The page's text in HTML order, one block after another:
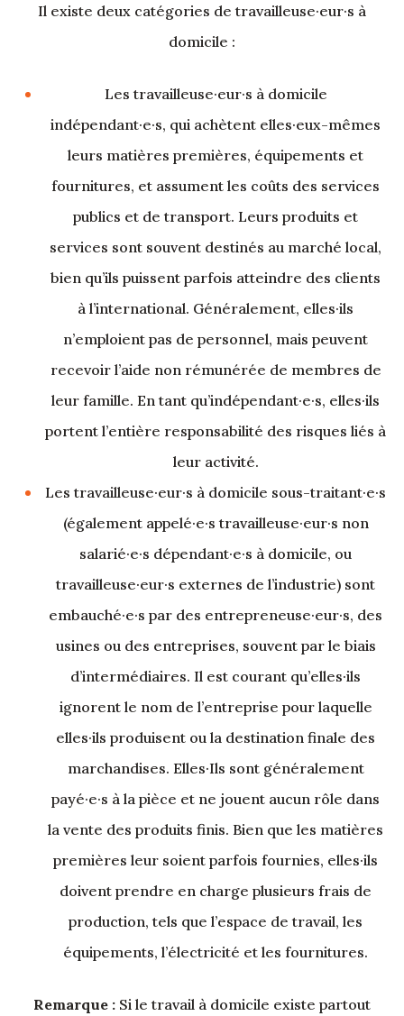
Il existe deux catégories de travailleuse·eur·s à
domicile :
Les travailleuse·eur·s à domicile
indépendant·e·s, qui achètent elles·eux-mêmes
leurs matières premières, équipements et
fournitures, et assument les coûts des services
publics et de transport. Leurs produits et
services sont souvent destinés au marché local,
bien qu’ils puissent parfois atteindre des clients
à l’international. Généralement, elles·ils
n’emploient pas de personnel, mais peuvent
recevoir l’aide non rémunérée de membres de
leur famille. En tant qu’indépendant·e·s, elles·ils
portent l’entière responsabilité des risques liés à
leur activité.
Les travailleuse·eur·s à domicile sous-traitant·e·s
(également appelé·e·s travailleuse·eur·s non
salarié·e·s dépendant·e·s à domicile, ou
travailleuse·eur·s externes de l’industrie) sont
embauché·e·s par des entrepreneuse·eur·s, des
usines ou des entreprises, souvent par le biais
d’intermédiaires. Il est courant qu’elles·ils
ignorent le nom de l’entreprise pour laquelle
elles·ils produisent ou la destination finale des
marchandises. Elles·Ils sont généralement
payé·e·s à la pièce et ne jouent aucun rôle dans
la vente des produits finis. Bien que les matières
premières leur soient parfois fournies, elles·ils
doivent prendre en charge plusieurs frais de
production, tels que l’espace de travail, les
équipements, l’électricité et les fournitures.
Remarque : Si le travail à domicile existe partout